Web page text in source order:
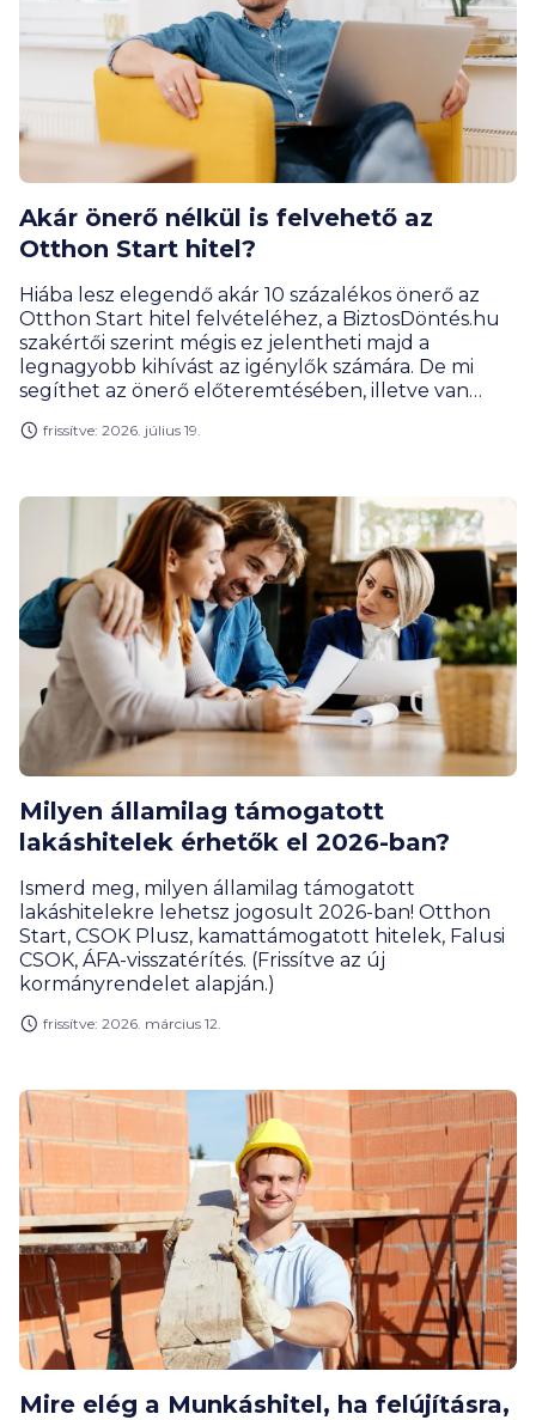
Akár önerő nélkül is felvehető az
Otthon Start hitel?
Hiába lesz elegendő akár 10 százalékos önerő az
Otthon Start hitel felvételéhez, a BiztosDöntés.hu
szakértői szerint mégis ez jelentheti majd a
legnagyobb kihívást az igénylők számára. De mi
segíthet az önerő előteremtésében, illetve van
kamatú kölcsönt?
frissítve: 2026. július 19.
Milyen államilag támogatott
lakáshitelek érhetők el 2026-ban?
Ismerd meg, milyen államilag támogatott
lakáshitelekre lehetsz jogosult 2026-ban! Otthon
Start, CSOK Plusz, kamattámogatott hitelek, Falusi
CSOK, ÁFA-visszatérítés. (Frissítve az új
kormányrendelet alapján.)
frissítve: 2026. március 12.
Mire elég a Munkáshitel, ha felújításra,